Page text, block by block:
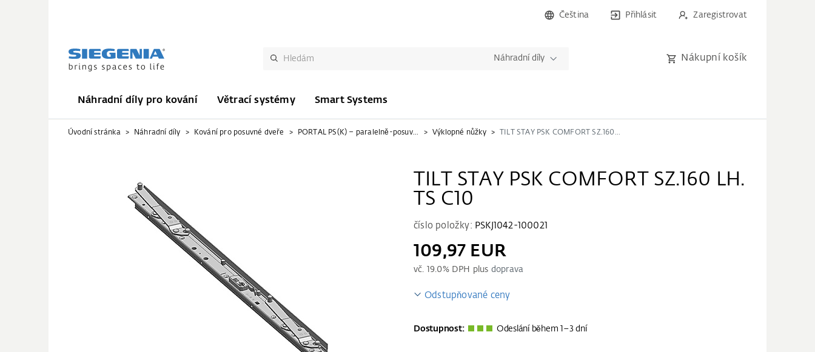
Čeština Přihlásit Zaregistrovat
Náhradní díly Nákupní košík
Náhradní díly pro kování Větrací systémy Smart Systems
Úvodní stránka Náhradní díly Kování pro posuvné dveře PORTAL PS(K) – paralelně-posuvné (-sklopné) Výklopné nůžky TILT STAY PSK COMFORT SZ.160 LH. TS C10
TILT STAY PSK COMFORT SZ.160 LH.
TS C10
číslo položky: PSKJ1042-100021
109,97 EUR
vč. 19.0% DPH plus doprava
Odstupňované ceny
Dostupnost: Odeslání během 1–3 dní